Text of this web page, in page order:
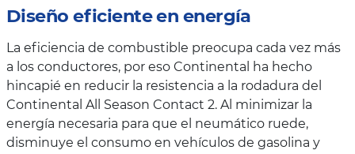
Diseño eficiente en energía
La eficiencia de combustible preocupa cada vez más
a los conductores, por eso Continental ha hecho
hincapié en reducir la resistencia a la rodadura del
Continental All Season Contact 2. Al minimizar la
energía necesaria para que el neumático ruede,
disminuye el consumo en vehículos de gasolina y